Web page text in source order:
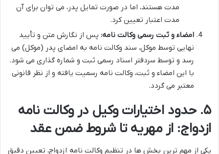
مدت هستند، اما در صورت تمایل پدر، می توان برای آن
مدت اعتبار تعیین کرد.
امضاء و ثبت رسمی وکالت نامه: پس از نگارش متن و تأیید
نهایی توسط موکل، سند وکالت نامه به امضای پدر (موکل) می
رسد و توسط سردفتر اسناد رسمی ثبت و شماره گذاری می شود.
با این امضاء و ثبت، وکالت نامه رسمیت یافته و از نظر قانونی
معتبر می گردد.
۵. حدود اختیارات وکیل در وکالت نامه
ازدواج: از مهریه تا شروط ضمن عقد
یکی از مهم ترین بخش ها در تنظیم وکالت نامه ازدواج، تعیین دقیق